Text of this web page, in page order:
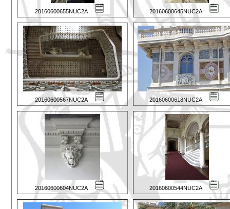
20160600655NUC2A 20160600645NUC2A
20160600567NUC2A 20160600618NUC2A
20160600604NUC2A 20160600544NUC2A